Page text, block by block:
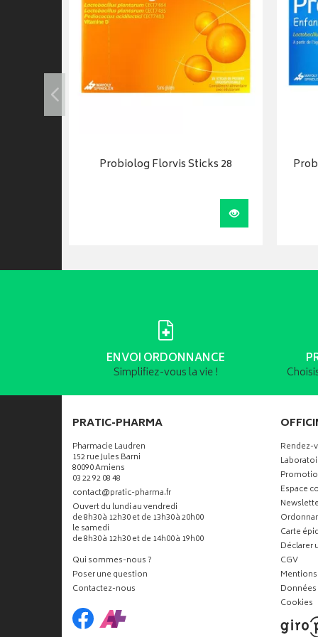
Probiolog Florvis Sticks 28
Visualiser
ENVOI ORDONNANCE
Simplifiez-vous la vie !
PRATIC-PHARMA
Pharmacie Laudren
152 rue Jules Barni
80090 Amiens
03 22 92 08 48
contact-
@-
pratic-pharma.fr
Ouvert du lundi au vendredi
de 8h30 à 12h30 et de 13h30 à 20h00
le samedi
de 8h30 à 12h30 et de 14h00 à 19h00
Qui sommes-nous ?
Poser une question
Contactez-nous
Rendez-
Espace
Carte
Déclarer
CGV
Cookies